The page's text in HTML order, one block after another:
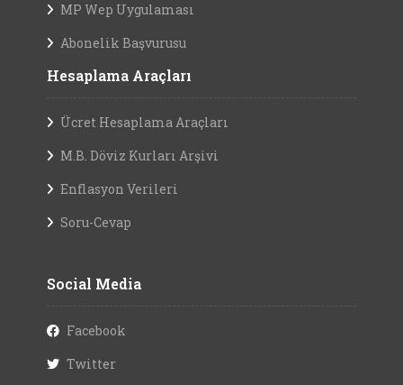
MP Wep Uygulaması
Abonelik Başvurusu
Hesaplama Araçları
Ücret Hesaplama Araçları
M.B. Döviz Kurları Arşivi
Enflasyon Verileri
Soru-Cevap
Social Media
Facebook
Twitter